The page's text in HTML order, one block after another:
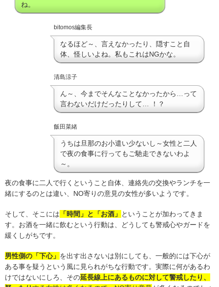
ね。
bitomos編集長
なるほど～、言えなかったり、隠すこと自
体、怪しいよね。私もこれはNGかな。
清島涼子
ん～、今までそんなことなかったから…って
言わないだけだったりして… ！？
飯田菜緒
うちは旦那のお小遣い少ないし～女性と二人
で夜の食事に行ってもご馳走できないわよ
～。
夜の食事に二人で行くということ自体、連絡先の交換やランチを一
緒にするのとは違い、NO寄りの意見の女性が多いようです。
そして、そこには 「時間」と「お酒」 ということが加わってきま
す。お酒を一緒に飲むという行動は、どうしても警戒心やガードを
緩くしがちです。
男性側の「下心」 を出す出さないは別にしても、一般的には下心が
ある事を疑うという風に見られがちな行動です。実際に何があるわ
けではないにしろ、その延長線上にあるものに対して警戒したり、